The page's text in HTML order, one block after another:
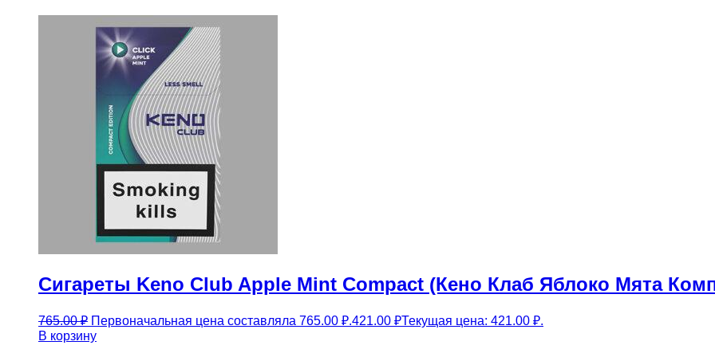
Сигареты Keno Club Apple Mint Compact (Кено Клаб Яблоко Мята
765.00₽ Первоначальная цена составляла 765.00 ₽.421.00 ₽Текущая цена: 421.00 ₽.
В корзину